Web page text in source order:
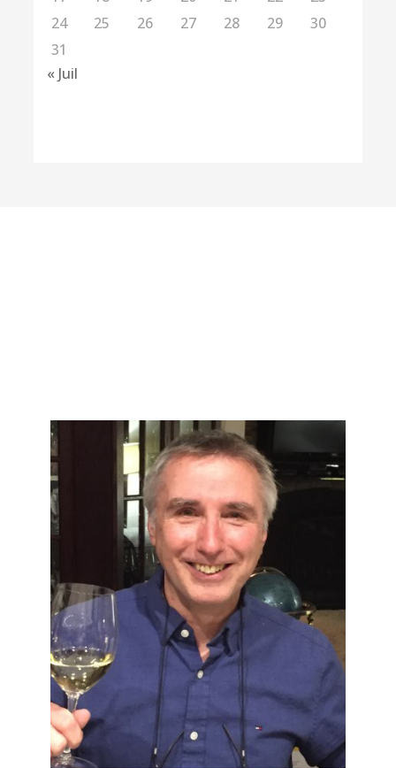
24
25 26 27 28 29
30
31
« Juil